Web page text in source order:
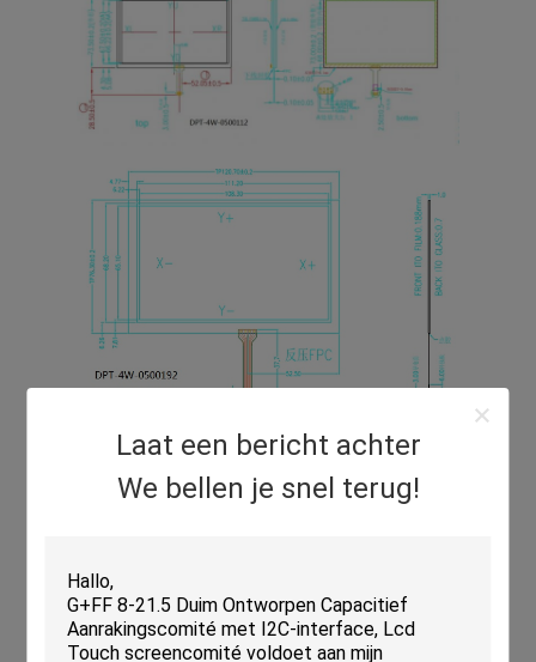
Laat een bericht achter
We bellen je snel terug!